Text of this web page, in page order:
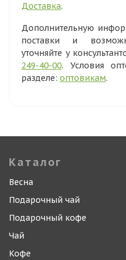
Доставка.
Дополнительную
поставки и
уточняйте у
249-40-00. Условия
разделе: оптовикам.
Каталог
Весна
Подарочный чай
Подарочный кофе
Чай
Кофе